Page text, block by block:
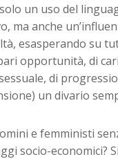
un uso del
ma anche
esasperando su
opportunità, di
di
un divario
e femministi
socio-economici?